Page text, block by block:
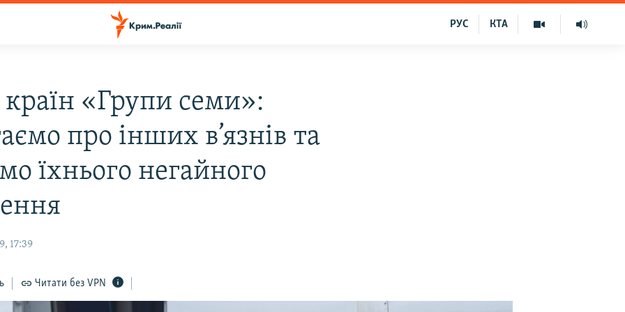
КТА
РУС
«Групи семи»:
про інших в’язнів та
їхнього негайного
17:39
Читати без VPN